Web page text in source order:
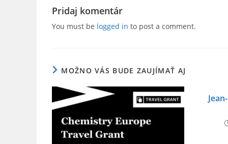
e
b
o
k
er l
Pridaj komentár
You must be logged in to post a comment.
MOŽNO VÁS BUDE ZAUJÍMAŤ AJ